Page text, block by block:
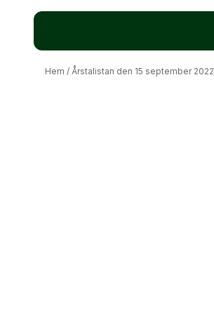
Hem / Årstalistan den 15 september 2022